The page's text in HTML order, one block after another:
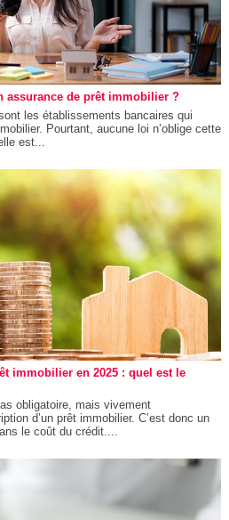
assurance de prêt immobilier ?
les établissements bancaires qui
Pourtant, aucune loi n’oblige cette
est...
immobilier en 2025 : quel est le
obligatoire, mais vivement
d’un prêt immobilier. C’est donc un
le coût du crédit....